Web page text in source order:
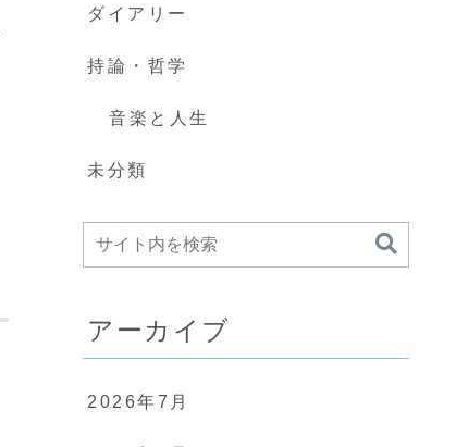
ダイアリー
持論・哲学
音楽と人生
未分類
アーカイブ
2026年7月